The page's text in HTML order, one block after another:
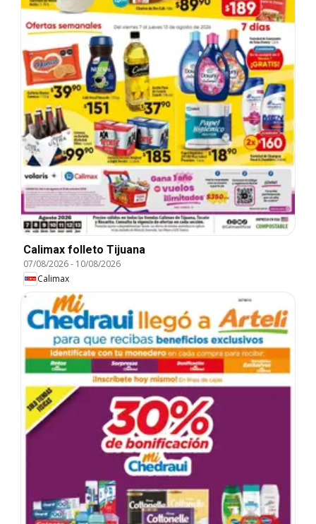
Calimax folleto Tijuana
07/08/2026- 10/08/2026
Calimax